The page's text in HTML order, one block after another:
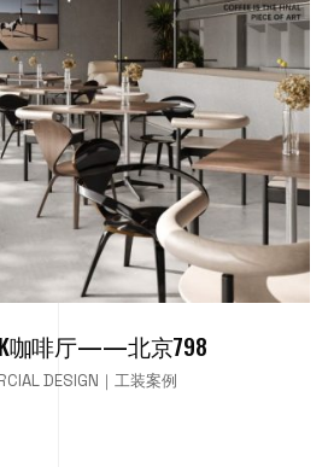
咖啡厅——北京798
DESIGN｜工装案例